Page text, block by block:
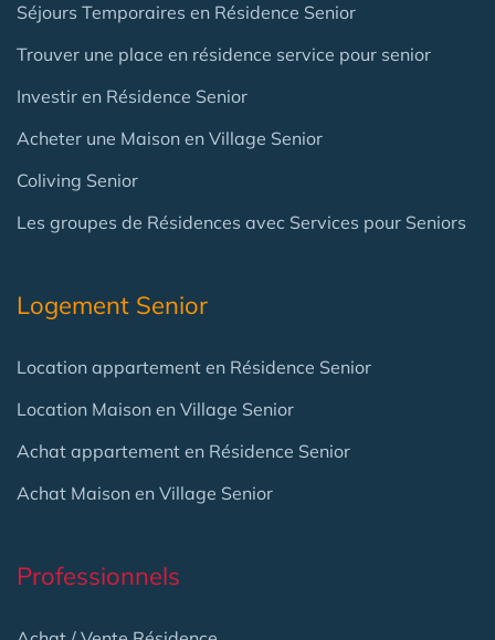
Séjours Temporaires en Résidence Senior
Trouver une place en résidence service pour senior
Investir en Résidence Senior
Acheter une Maison en Village Senior
Coliving Senior
Les groupes de Résidences avec Services pour Seniors
Logement Senior
Location appartement en Résidence Senior
Location Maison en Village Senior
Achat appartement en Résidence Senior
Achat Maison en Village Senior
Professionnels